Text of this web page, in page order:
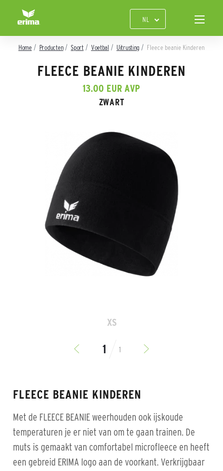
Home Producten Sport Voetbal Uitrusting Fleece beanie Kinderen
FLEECE BEANIE KINDEREN
13.00 EUR AVP
ZWART
XS
1
FLEECE BEANIE KINDEREN
Met de FLEECE BEANIE weerhouden ook ijskoude
temperaturen je er niet van om te gaan trainen. De
muts is gemaakt van comfortabel microfleece en heeft
een gebreid ERIMA logo aan de voorkant. Verkrijgbaar